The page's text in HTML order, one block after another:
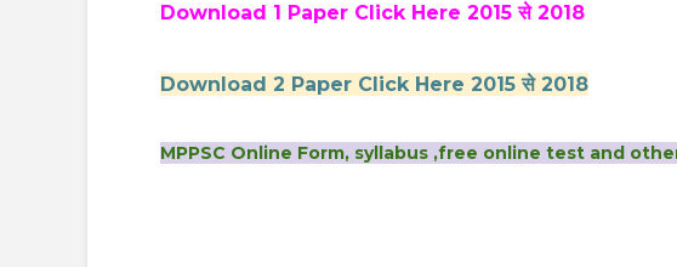
Download 1 Paper Click Here 2015 से 2018
Download 2 Paper Click Here 2015 से 2018
MPPSC Online Form, syllabus ,free online test and